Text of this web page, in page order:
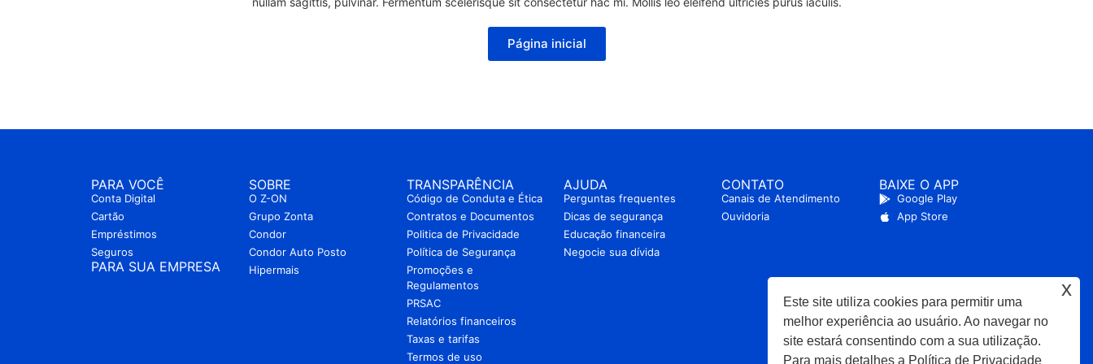
Página inicial
PARA VOCÊ
Conta Digital
Cartão
Empréstimos
Seguros
PARA SUA EMPRESA
SOBRE
O Z-ON
Grupo Zonta
Condor
Condor Auto Posto
Hipermais
TRANSPARÊNCIA
Código de Conduta e Ética
Contratos e Documentos
Politica de Privacidade
Política de Segurança
Promoções e
Regulamentos
PRSAC
Relatórios financeiros
Taxas e tarifas
Termos de uso
AJUDA
Perguntas frequentes
Dicas de segurança
Educação financeira
Negocie sua dívida
CONTATO
Canais de Atendimento
Ouvidoria
BAIXE O APP
Google Play
App Store
Este site utiliza cookies para permitir uma
melhor experiência ao usuário. Ao navegar no
site estará consentindo com a sua utilização.
Para mais detalhes a Política de Privacidade
x